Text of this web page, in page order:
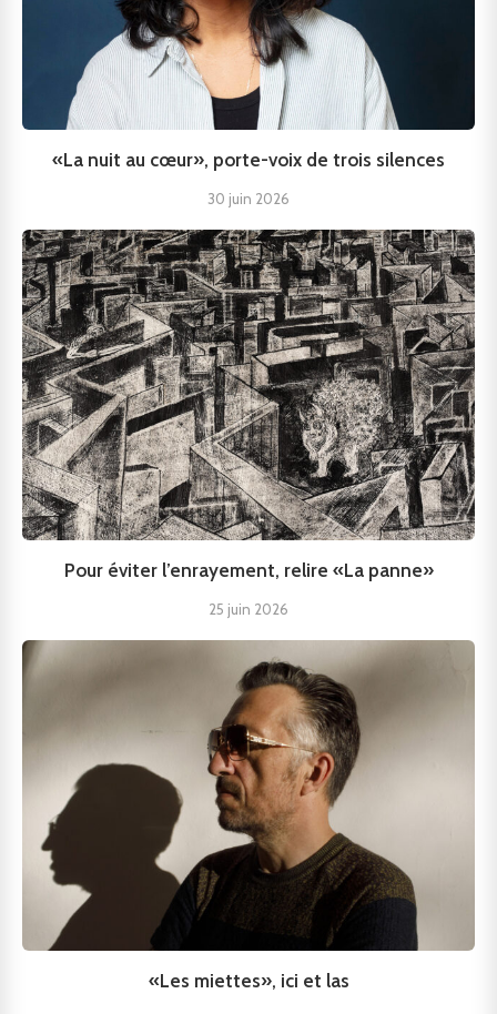
«La nuit au cœur», porte-voix de trois silences
30 juin 2026
Pour éviter l’enrayement, relire «La panne»
25 juin 2026
«Les miettes», ici et las